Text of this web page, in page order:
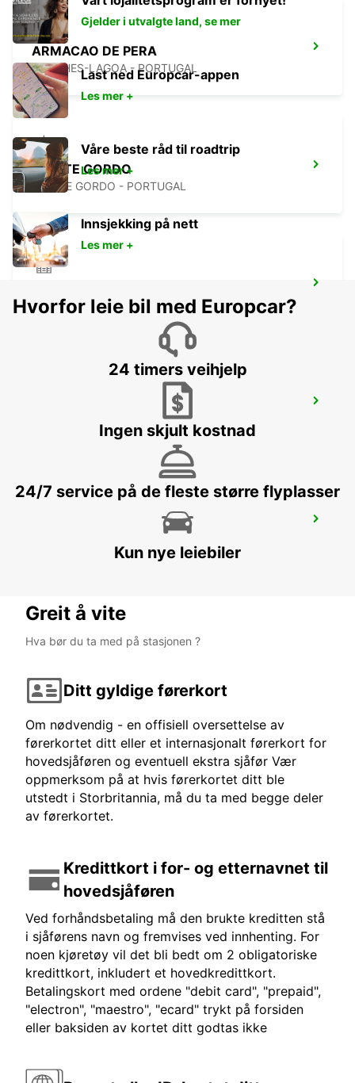
ARMACAO DE PERA
PORCHES-LAGOA - PORTUGAL
MONTE GORDO
MONTE GORDO - PORTUGAL
PORTIMAO - PORTUGAL
LAGOS - PORTUGAL
Gjelder i utvalgte land, se mer
Last ned Europcar-appen
Les mer +
Våre beste råd til roadtrip
Les mer +
Innsjekking på nett
Les mer +
Hvorfor leie bil med Europcar?
24 timers veihjelp
Ingen skjult kostnad
24/7 service på de fleste større flyplasser
Kun nye leiebiler
Greit å vite
Hva bør du ta med på stasjonen ?
Ditt gyldige førerkort
Om nødvendig - en offisiell oversettelse av
førerkortet ditt eller et internasjonalt førerkort for
hovedsjåføren og eventuell ekstra sjåfør Vær
oppmerksom på at hvis førerkortet ditt ble
utstedt i Storbritannia, må du ta med begge deler
av førerkortet.
Kredittkort i for- og etternavnet til
hovedsjåføren
Ved forhåndsbetaling må den brukte kreditten stå
i sjåførens navn og fremvises ved innhenting. For
noen kjøretøy vil det bli bedt om 2 obligatoriske
kredittkort, inkludert et hovedkredittkort.
Betalingskort med ordene "debit card", "prepaid",
"electron", "maestro", "ecard" trykt på forsiden
eller baksiden av kortet ditt godtas ikke